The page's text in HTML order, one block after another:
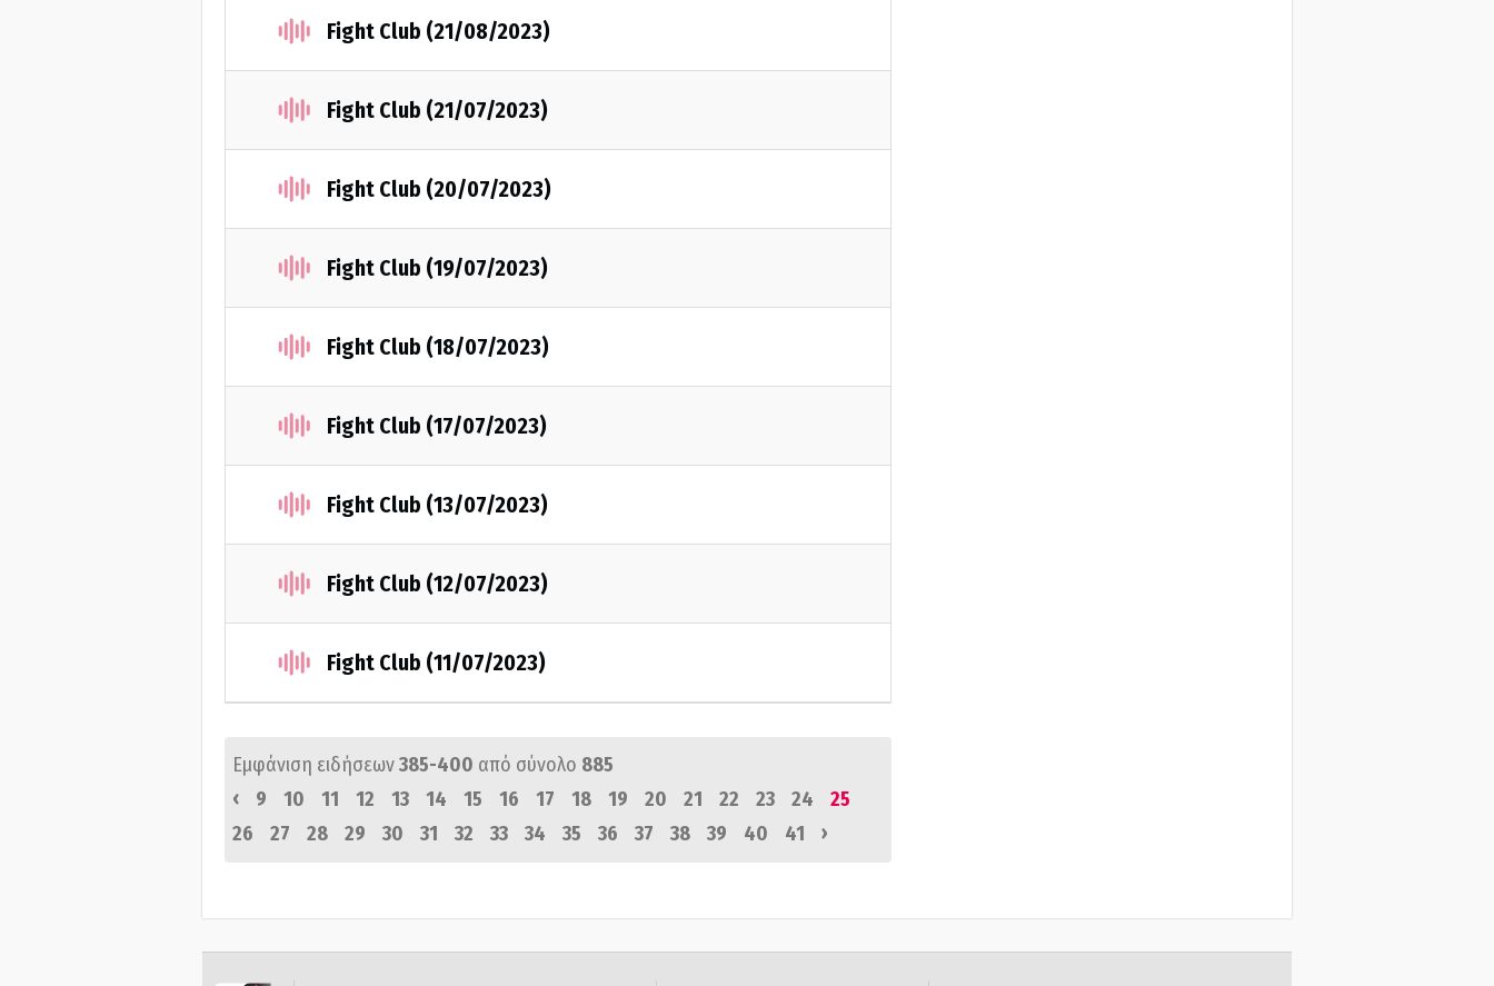
Fight Club (21/08/2023)
Fight Club (21/07/2023)
Fight Club (20/07/2023)
Fight Club (19/07/2023)
Fight Club (18/07/2023)
Fight Club (17/07/2023)
Fight Club (13/07/2023)
Fight Club (12/07/2023)
Fight Club (11/07/2023)
Εμφάνιση ειδήσεων385-400 από σύνολο 885
‹
9 10 11 12 13 14 15 16 17 18 19 20 21 22 23 24
25
26
27 28 29 30 31 32 33 34 35 36 37 38 39 40 41 ›